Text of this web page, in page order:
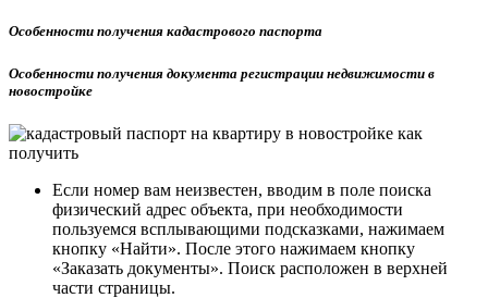
Особенности получения кадастрового паспорта
Особенности получения документа регистрации недвижимости в
новостройке
Если номер вам неизвестен, вводим в поле поиска
физический адрес объекта, при необходимости
пользуемся всплывающими подсказками, нажимаем
кнопку «Найти». После этого нажимаем кнопку
«Заказать документы». Поиск расположен в верхней
части страницы.